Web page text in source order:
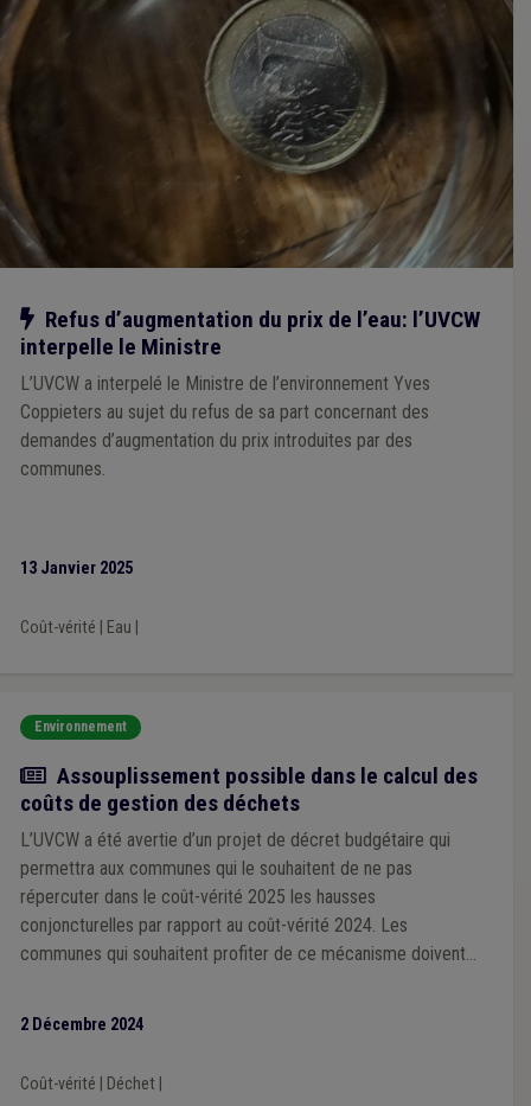
Notre action
Refus d’augmentation du prix de l’eau: l’UVCW
interpelle le Ministre
L’UVCW a interpelé le Ministre de l’environnement Yves
Coppieters au sujet du refus de sa part concernant des
demandes d’augmentation du prix introduites par des
communes.
13 Janvier 2025
Coût-vérité Eau
Environnement
Actualité
Assouplissement possible dans le calcul des
coûts de gestion des déchets
L’UVCW a été avertie d’un projet de décret budgétaire qui
permettra aux communes qui le souhaitent de ne pas
répercuter dans le coût-vérité 2025 les hausses
conjoncturelles par rapport au coût-vérité 2024. Les
communes qui souhaitent profiter de ce mécanisme doivent
2 Décembre 2024
Coût-vérité Déchet|